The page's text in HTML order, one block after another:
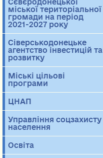
Сєвєродонецької
міської територіальної
громади на період
2021-2027 року
Сіверськодонецьке
агентство інвестицій та
розвитку
Міські цільові
програми
ЦНАП
Управління соцзахисту
населення
Освіта